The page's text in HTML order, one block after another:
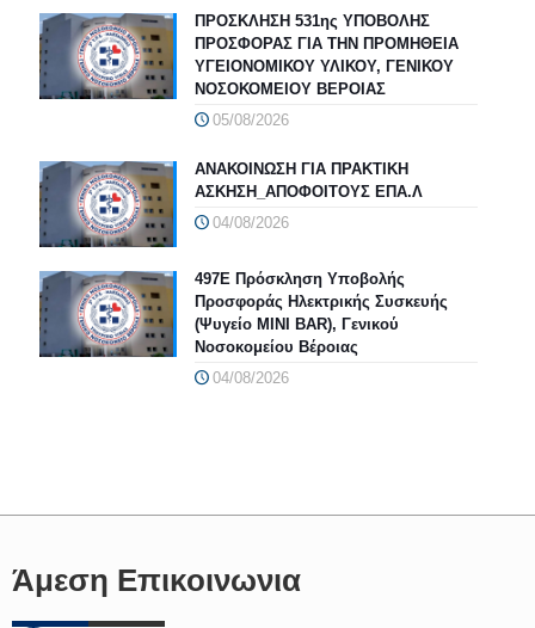
ΠΡΟΣΚΛΗΣΗ 531ης ΥΠΟΒΟΛΗΣ
ΠΡΟΣΦΟΡΑΣ ΓΙΑ ΤΗΝ ΠΡΟΜΗΘΕΙΑ
ΥΓΕΙΟΝΟΜΙΚΟΥ ΥΛΙΚΟΥ, ΓΕΝΙΚΟΥ
ΝΟΣΟΚΟΜΕΙΟΥ ΒΕΡΟΙΑΣ
05/08/2026
ΑΝΑΚΟΙΝΩΣΗ ΓΙΑ ΠΡΑΚΤΙΚΗ
ΑΣΚΗΣΗ_ΑΠΟΦΟΙΤΟΥΣ ΕΠΑ.Λ
04/08/2026
497Ε Πρόσκληση Υποβολής
Προσφοράς Ηλεκτρικής Συσκευής
(Ψυγείο MINI BAR), Γενικού
Νοσοκομείου Βέροιας
04/08/2026
Άμεση Επικοινωνια